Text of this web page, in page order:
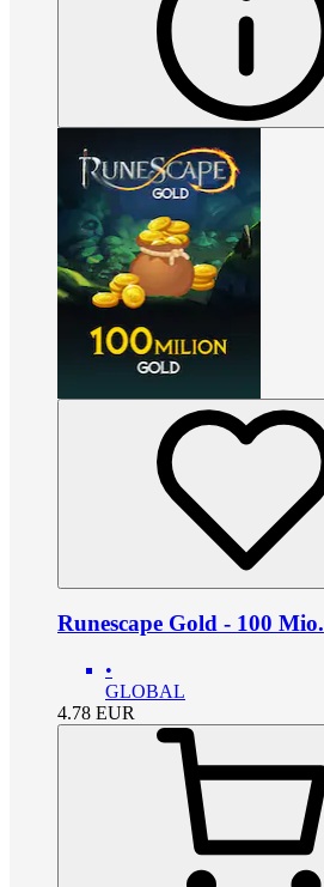
Runescape Gold - 100 Mio.
•
GLOBAL
4.78 EUR